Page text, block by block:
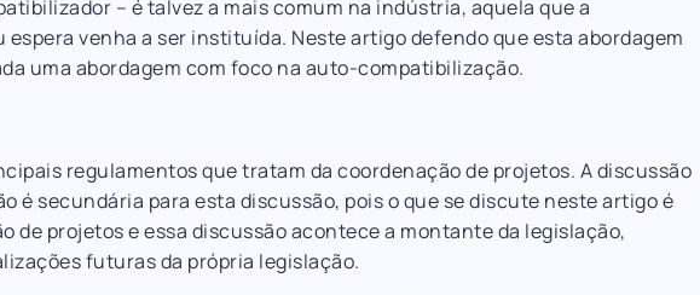
– é talvez a mais comum na indústria, aquela que a
venha a ser instituída. Neste artigo defendo que esta abordagem
uma abordagem com foco na auto-compatibilização.
regulamentos que tratam da coordenação de projetos. A discussão
é secundária para esta discussão, pois o que se discute neste artigo é
de projetos e essa discussão acontece a montante da legislação,
futuras da própria legislação.